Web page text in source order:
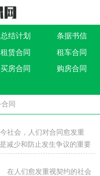
总结计划 条据书信
祝福语 买卖类合同
劳动类合同 租售类合同
租赁合同
租车合同
买房合同
购房合同
同
，人们对合同愈发重
减少和防止发生争议的重要
下面是...
们愈发重视契约的社会